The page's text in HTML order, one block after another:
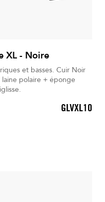
XL - Noire
et basses. Cuir Noir
polaire + éponge
GLVXL10